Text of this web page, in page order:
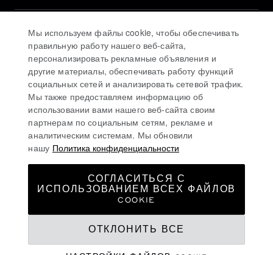
ОСТАВАЙТЕСЬ В КУРСЕ
ПОЛИТИКА КОНФИДЕНЦИАЛЬНОСТИ
ПОЛИТИКА ИСПОЛЬЗОВАНИЯ ФАЙЛОВ COOKIE
Мы используем файлы cookie, чтобы обеспечивать
правильную работу нашего веб-сайта,
персонализировать рекламные объявления и
другие материалы, обеспечивать работу функций
социальных сетей и анализировать сетевой трафик.
Мы также предоставляем информацию об
использовании вами нашего веб-сайта своим
партнерам по социальным сетям, рекламе и
аналитическим системам. Мы обновили
нашу Политика конфиденциальности
ОТКЛОНИТЬ ВСЕ
СОГЛАСИТЬСЯ С
ИСПОЛЬЗОВАНИЕМ ВСЕХ ФАЙЛОВ
COOKIE